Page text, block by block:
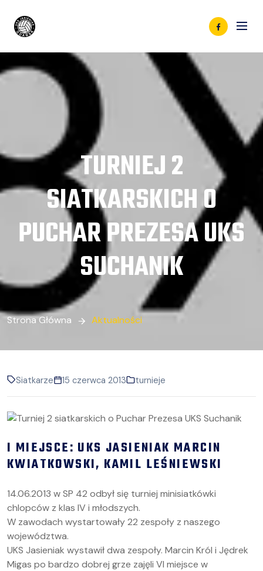
TURNIEJ 2
SIATKARSKICH O
PUCHAR PREZESA UKS
SUCHANIK
Strona Główna Aktualności
Siatkarze 15 czerwca 2013 turnieje
I MIEJSCE: UKS JASIENIAK MARCIN
KWIATKOWSKI, KAMIL LEŚNIEWSKI
14.06.2013 w SP 42 odbył się turniej minisiatkówki
chlopców z klas IV i młodszych.
W zawodach wystartowały 22 zespoły z naszego
województwa.
UKS Jasieniak wystawił dwa zespoły. Marcin Król i Jędrek
Migas po bardzo dobrej grze zajęli VI miejsce w